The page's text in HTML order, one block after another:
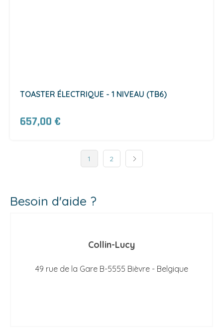
TOASTER ÉLECTRIQUE - 1 NIVEAU (TB6)
657,00 €
1 2
Besoin d'aide ?
Collin-Lucy
49 rue de la Gare B-5555 Bièvre - Belgique